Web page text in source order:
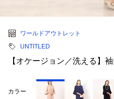
ワールドアウトレット
UNTITLED
【オケージョン／洗える】
カラー